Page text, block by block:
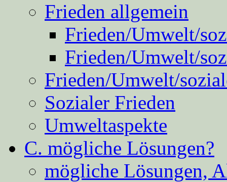
Frieden allgemein
Frieden/Umwelt/
Frieden/Umwelt/
Frieden/Umwelt/
Sozialer Frieden
Umweltaspekte
C. mögliche Lösungen?
mögliche Lösungen,